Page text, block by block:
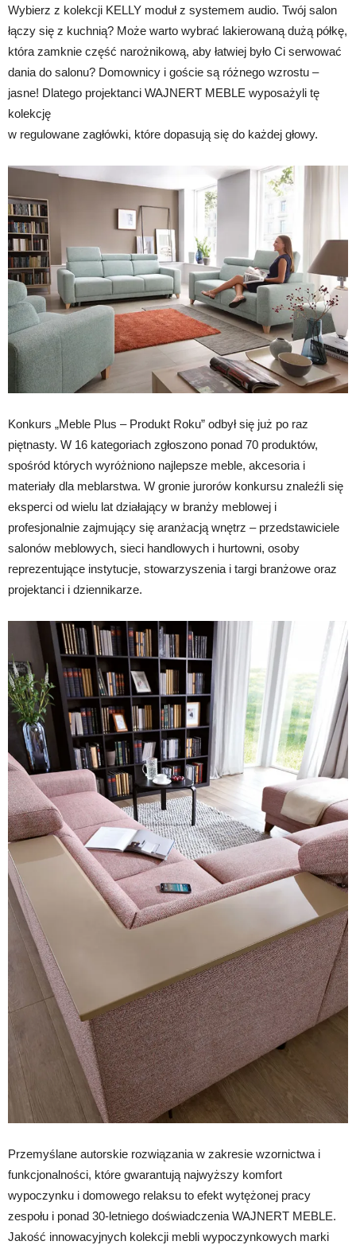
Wybierz z kolekcji KELLY moduł z systemem audio. Twój salon
łączy się z kuchnią? Może warto wybrać lakierowaną dużą półkę,
która zamknie część narożnikową, aby łatwiej było Ci serwować
dania do salonu? Domownicy i goście są różnego wzrostu –
jasne! Dlatego projektanci WAJNERT MEBLE wyposażyli tę
kolekcję
w regulowane zagłówki, które dopasują się do każdej głowy.
Konkurs „Meble Plus – Produkt Roku” odbył się już po raz
piętnasty. W 16 kategoriach zgłoszono ponad 70 produktów,
spośród których wyróżniono najlepsze meble, akcesoria i
materiały dla meblarstwa. W gronie jurorów konkursu znaleźli się
eksperci od wielu lat działający w branży meblowej i
profesjonalnie zajmujący się aranżacją wnętrz – przedstawiciele
salonów meblowych, sieci handlowych i hurtowni, osoby
reprezentujące instytucje, stowarzyszenia i targi branżowe oraz
projektanci i dziennikarze.
Przemyślane autorskie rozwiązania w zakresie wzornictwa i
funkcjonalności, które gwarantują najwyższy komfort
wypoczynku i domowego relaksu to efekt wytężonej pracy
zespołu i ponad 30-letniego doświadczenia WAJNERT MEBLE.
Jakość innowacyjnych kolekcji mebli wypoczynkowych marki